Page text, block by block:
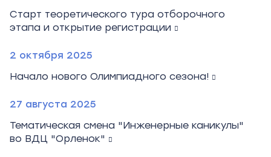
Старт теоретического тура отборочного
этапа и открытие регистрации
2 октября 2025
Начало нового Олимпиадного сезона!
27 августа 2025
Тематическая смена "Инженерные каникулы"
во ВДЦ "Орленок"